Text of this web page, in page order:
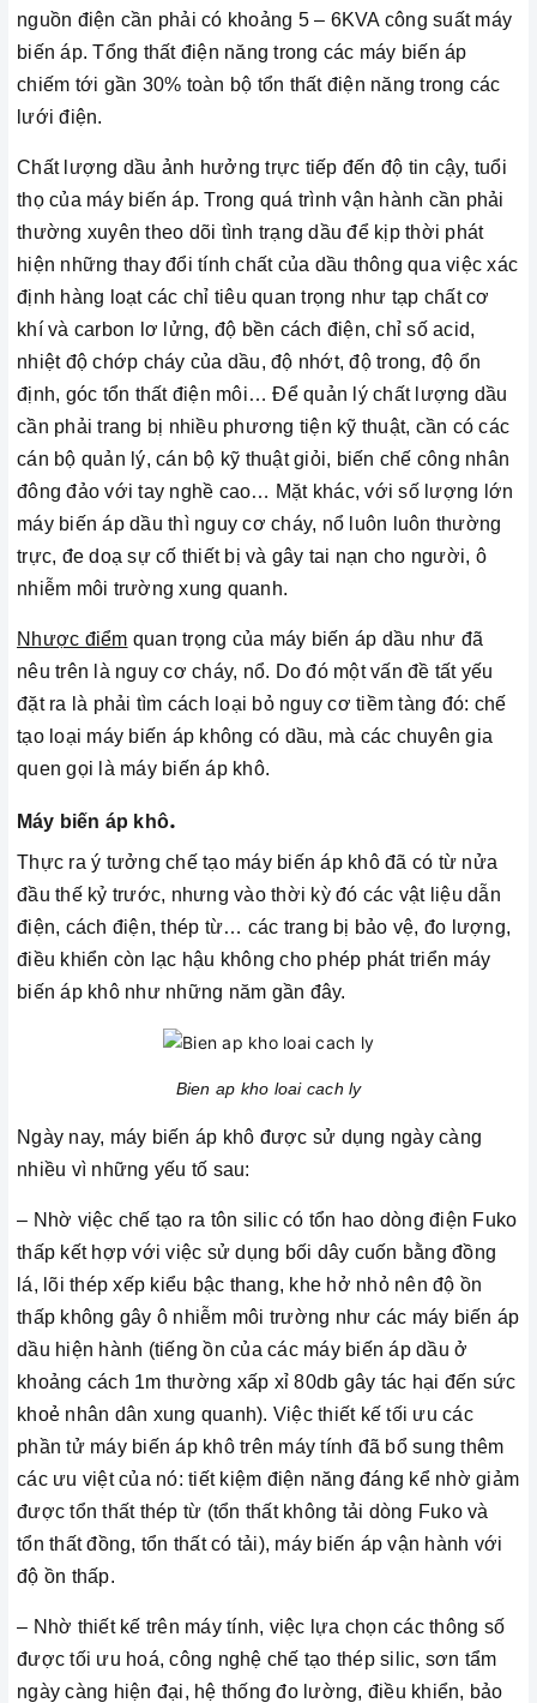
nguồn điện cần phải có khoảng 5 – 6KVA công suất máy
biến áp. Tổng thất điện năng trong các máy biến áp
chiếm tới gần 30% toàn bộ tổn thất điện năng trong các
lưới điện.
Chất lượng dầu ảnh hưởng trực tiếp đến độ tin cậy, tuổi
thọ của máy biến áp. Trong quá trình vận hành cần phải
thường xuyên theo dõi tình trạng dầu để kịp thời phát
hiện những thay đổi tính chất của dầu thông qua việc xác
định hàng loạt các chỉ tiêu quan trọng như tạp chất cơ
khí và carbon lơ lửng, độ bền cách điện, chỉ số acid,
nhiệt độ chớp cháy của dầu, độ nhớt, độ trong, độ ổn
định, góc tổn thất điện môi… Để quản lý chất lượng dầu
cần phải trang bị nhiều phương tiện kỹ thuật, cần có các
cán bộ quản lý, cán bộ kỹ thuật giỏi, biến chế công nhân
đông đảo với tay nghề cao… Mặt khác, với số lượng lớn
máy biến áp dầu thì nguy cơ cháy, nổ luôn luôn thường
trực, đe doạ sự cố thiết bị và gây tai nạn cho người, ô
nhiễm môi trường xung quanh.
Nhược điểm quan trọng của máy biến áp dầu như đã
nêu trên là nguy cơ cháy, nổ. Do đó một vấn đề tất yếu
đặt ra là phải tìm cách loại bỏ nguy cơ tiềm tàng đó: chế
tạo loại máy biến áp không có dầu, mà các chuyên gia
quen gọi là máy biến áp khô.
Máy biến áp khô.
Thực ra ý tưởng chế tạo máy biến áp khô đã có từ nửa
đầu thế kỷ trước, nhưng vào thời kỳ đó các vật liệu dẫn
điện, cách điện, thép từ… các trang bị bảo vệ, đo lượng,
điều khiển còn lạc hậu không cho phép phát triển máy
biến áp khô như những năm gần đây.
Bien ap kho loai cach ly
Ngày nay, máy biến áp khô được sử dụng ngày càng
nhiều vì những yếu tố sau:
– Nhờ việc chế tạo ra tôn silic có tổn hao dòng điện Fuko
thấp kết hợp với việc sử dụng bối dây cuốn bằng đồng
lá, lõi thép xếp kiểu bậc thang, khe hở nhỏ nên độ ồn
thấp không gây ô nhiễm môi trường như các máy biến áp
dầu hiện hành (tiếng ồn của các máy biến áp dầu ở
khoảng cách 1m thường xấp xỉ 80db gây tác hại đến sức
khoẻ nhân dân xung quanh). Việc thiết kế tối ưu các
phần tử máy biến áp khô trên máy tính đã bổ sung thêm
các ưu việt của nó: tiết kiệm điện năng đáng kể nhờ giảm
được tổn thất thép từ (tổn thất không tải dòng Fuko và
tổn thất đồng, tổn thất có tải), máy biến áp vận hành với
độ ồn thấp.
– Nhờ thiết kế trên máy tính, việc lựa chọn các thông số
được tối ưu hoá, công nghệ chế tạo thép silic, sơn tẩm
ngày càng hiện đại, hệ thống đo lường, điều khiển, bảo